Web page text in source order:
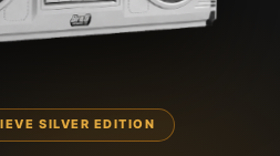
SILVER EDITION